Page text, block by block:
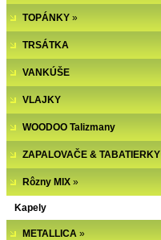
TOPÁNKY »
TRSÁTKA
VANKÚŠE
VLAJKY
WOODOO Talizmany
ZAPALOVAČE & TABATIERKY
Rôzny MIX »
Kapely
METALLICA »